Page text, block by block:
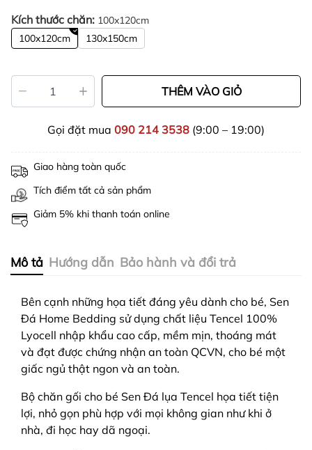
Kích thước chăn: 100x120cm
100x120cm
130x150cm
THÊM VÀO GIỎ
Gọi đặt mua 090 214 3538 (9:00 – 19:00)
Giao hàng toàn quốc
Tích điểm tất cả sản phẩm
Giảm 5% khi thanh toán online
Mô tả Hướng dẫn Bảo hành và đổi trả
Bên cạnh những họa tiết đáng yêu dành cho bé, Sen
Đá Home Bedding sử dụng chất liệu Tencel 100%
Lyocell nhập khẩu cao cấp, mềm mịn, thoáng mát
và đạt được chứng nhận an toàn QCVN, cho bé một
giấc ngủ thật ngon và an toàn.
Bộ chăn gối cho bé Sen Đá lụa Tencel họa tiết tiện
lợi, nhỏ gọn phù hợp với mọi không gian như khi ở
nhà, đi học hay dã ngoại.